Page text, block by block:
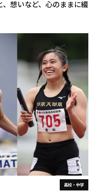
想いなど、心のままに綴
ツが続きます 第71回「物
高校・中学